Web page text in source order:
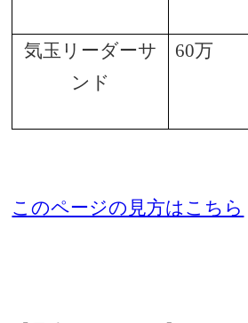
気玉リーダーサ
ンド
60万
このページの見方はこちら